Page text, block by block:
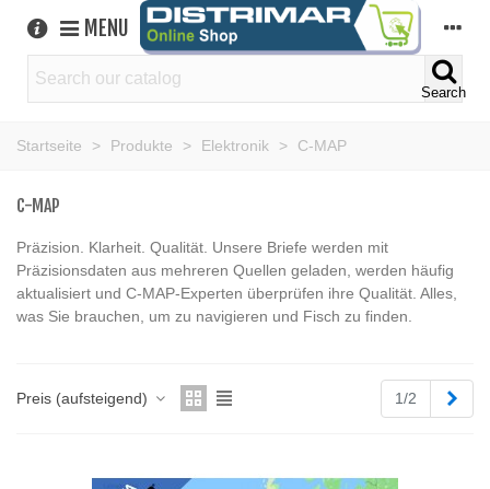
MENU
Search
Startseite > Produkte > Elektronik > C-MAP
C-MAP
Präzision. Klarheit. Qualität. Unsere Briefe werden mit
Präzisionsdaten aus mehreren Quellen geladen, werden häufig
aktualisiert und C-MAP-Experten überprüfen ihre Qualität. Alles,
was Sie brauchen, um zu navigieren und Fisch zu finden.
Preis (aufsteigend) 1/2